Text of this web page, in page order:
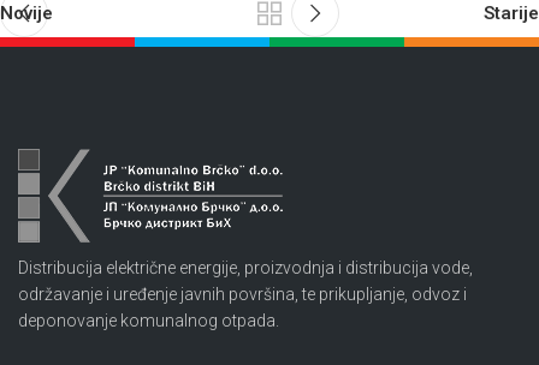
Novije Starije
Distribucija električne energije, proizvodnja i distribucija vode,
održavanje i uređenje javnih površina, te prikupljanje, odvoz i
deponovanje komunalnog otpada.